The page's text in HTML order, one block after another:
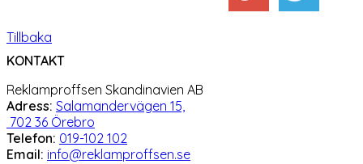
Tillbaka
KONTAKT
Reklamproffsen Skandinavien AB
Adress: Salamandervägen 15,
702 36 Örebro
Telefon: 019-102 102
Email: info@reklamproffsen.se